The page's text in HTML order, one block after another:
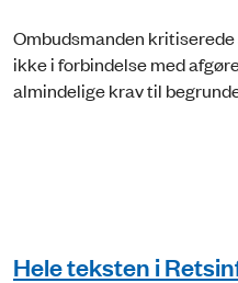
Ombudsmanden
ikke i forbindelse med
almindelige krav til
Hele teksten i